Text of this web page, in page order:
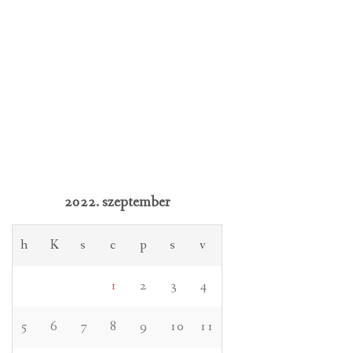
2022. szeptember
h K s c p s v
1 2 3 4
5 6 7 8 9 10 11